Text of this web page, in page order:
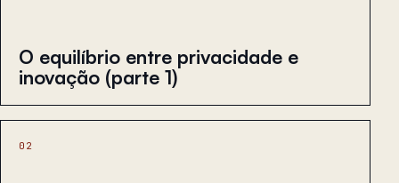
O equilíbrio entre privacidade e
inovação (parte 1)
02